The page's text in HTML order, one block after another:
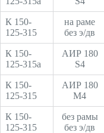
К 150-
125-315
на раме
без э/дв
К 150-
125-315а
АИР 180
S4
К 150-
125-315
АИР 180
М4
К 150-
125-315
без рамы
без э/дв